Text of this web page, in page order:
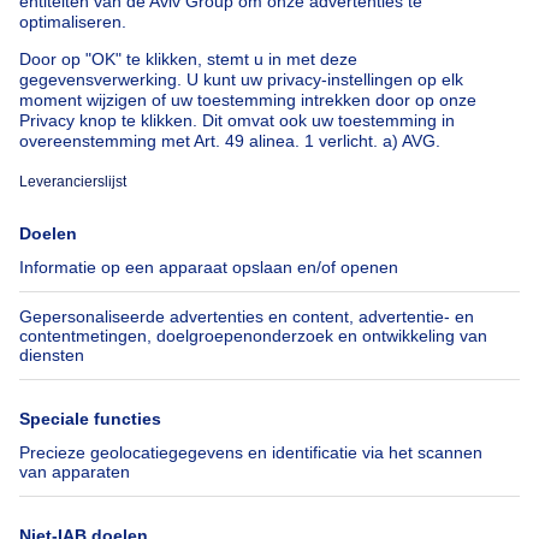
Onze huizen buiten BelgiëHuis te koop Frankrijk
Huis te koop Spanje
Huis te koop Luxemburg
Huis te koop Nederland
Over
Immoweb
Pers
Jobs
Axel Springer Group
SeLoger.com
Immowelt.de
Tools
Belfius
Verzekeringen
Verhuis checklist
Hulp
Veelgestelde vragen
Volg ons